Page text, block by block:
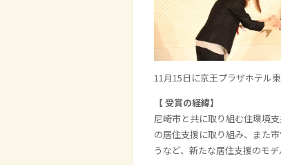
11月15日に京王プラザホテル
【 受賞の経緯】
尼崎市と共に取り組む住環境
の居住支援に取り組み、また
うなど、新たな居住支援のモ